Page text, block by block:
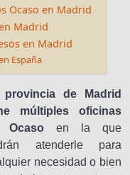
Ocaso en Madrid
Madrid
en Madrid
España
provincia de Madrid
múltiples oficinas
Ocaso en la que
atenderle para
necesidad o bien